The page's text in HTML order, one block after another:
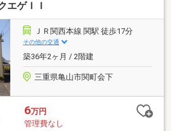
エゲＩＩ
ＪＲ関西本線 関駅 徒歩17分
その他の交通
築36年2ヶ月 / 2階建
三重県亀山市関町会下
6万円
管理費なし